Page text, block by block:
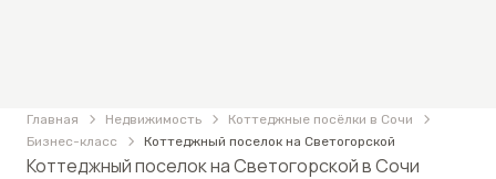
Главная Недвижимость
Коттеджные посёлки в Сочи
Бизнес-класс
Коттеджный поселок на Светогорской
Коттеджный поселок на Светогорской в Сочи